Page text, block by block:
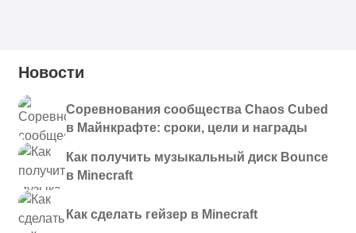
Новости
Соревнования сообщества Chaos Cubed
в Майнкрафте: сроки, цели и награды
Как получить музыкальный диск Bounce
в Minecraft
Как сделать гейзер в Minecraft